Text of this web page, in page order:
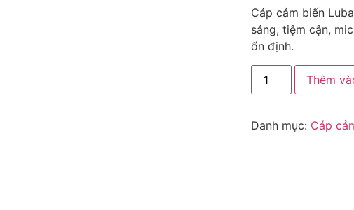
Cáp cảm biến
sáng, tiệm cận,
ổn định.
Thêm
Danh mục: Cáp